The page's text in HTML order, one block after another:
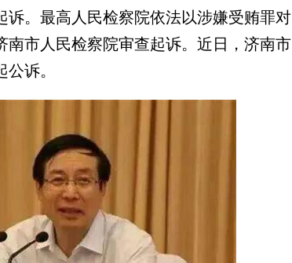
。最高人民检察院依法以涉嫌受贿罪对
市人民检察院审查起诉。近日，济南市
诉。